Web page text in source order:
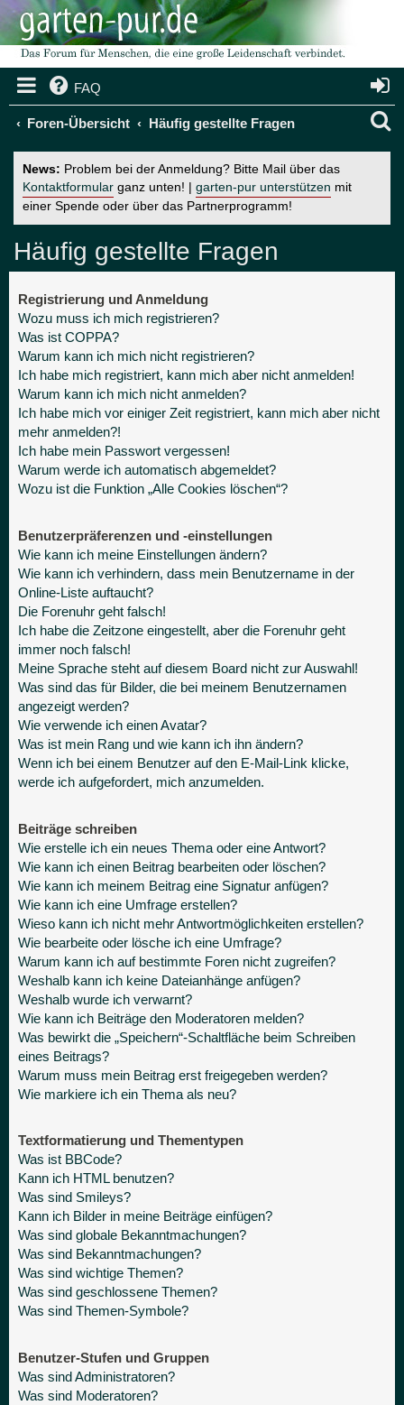
FAQ
Foren-Übersicht Häufig gestellte Fragen
News: Problem bei der Anmeldung? Bitte Mail über das
Kontaktformular ganz unten! | garten-pur unterstützen mit
einer Spende oder über das Partnerprogramm!
Häufig gestellte Fragen
Registrierung und Anmeldung
Wozu muss ich mich registrieren?
Was ist COPPA?
Warum kann ich mich nicht registrieren?
Ich habe mich registriert, kann mich aber nicht anmelden!
Warum kann ich mich nicht anmelden?
Ich habe mich vor einiger Zeit registriert, kann mich aber nicht
mehr anmelden?!
Ich habe mein Passwort vergessen!
Warum werde ich automatisch abgemeldet?
Wozu ist die Funktion „Alle Cookies löschen“?
Benutzerpräferenzen und -einstellungen
Wie kann ich meine Einstellungen ändern?
Wie kann ich verhindern, dass mein Benutzername in der
Online-Liste auftaucht?
Die Forenuhr geht falsch!
Ich habe die Zeitzone eingestellt, aber die Forenuhr geht
immer noch falsch!
Meine Sprache steht auf diesem Board nicht zur Auswahl!
Was sind das für Bilder, die bei meinem Benutzernamen
angezeigt werden?
Wie verwende ich einen Avatar?
Was ist mein Rang und wie kann ich ihn ändern?
Wenn ich bei einem Benutzer auf den E-Mail-Link klicke,
werde ich aufgefordert, mich anzumelden.
Beiträge schreiben
Wie erstelle ich ein neues Thema oder eine Antwort?
Wie kann ich einen Beitrag bearbeiten oder löschen?
Wie kann ich meinem Beitrag eine Signatur anfügen?
Wie kann ich eine Umfrage erstellen?
Wieso kann ich nicht mehr Antwortmöglichkeiten erstellen?
Wie bearbeite oder lösche ich eine Umfrage?
Warum kann ich auf bestimmte Foren nicht zugreifen?
Weshalb kann ich keine Dateianhänge anfügen?
Weshalb wurde ich verwarnt?
Wie kann ich Beiträge den Moderatoren melden?
Was bewirkt die „Speichern“-Schaltfläche beim Schreiben
eines Beitrags?
Warum muss mein Beitrag erst freigegeben werden?
Wie markiere ich ein Thema als neu?
Textformatierung und Thementypen
Was ist BBCode?
Kann ich HTML benutzen?
Was sind Smileys?
Kann ich Bilder in meine Beiträge einfügen?
Was sind globale Bekanntmachungen?
Was sind Bekanntmachungen?
Was sind wichtige Themen?
Was sind geschlossene Themen?
Was sind Themen-Symbole?
Benutzer-Stufen und Gruppen
Was sind Administratoren?
Was sind Moderatoren?